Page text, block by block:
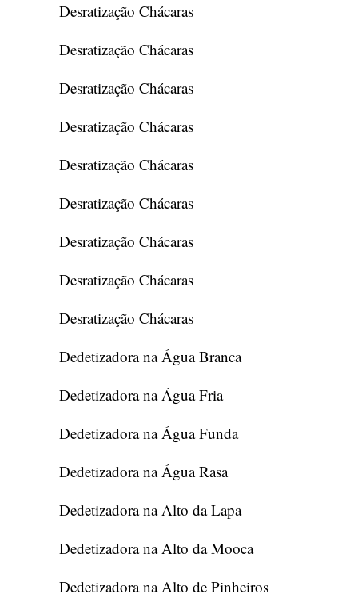
Desratização Chácaras
Desratização Chácaras
Desratização Chácaras
Desratização Chácaras
Desratização Chácaras
Desratização Chácaras
Desratização Chácaras
Desratização Chácaras
Desratização Chácaras
Dedetizadora na Água Branca
Dedetizadora na Água Fria
Dedetizadora na Água Funda
Dedetizadora na Água Rasa
Dedetizadora na Alto da Lapa
Dedetizadora na Alto da Mooca
Dedetizadora na Alto de Pinheiros